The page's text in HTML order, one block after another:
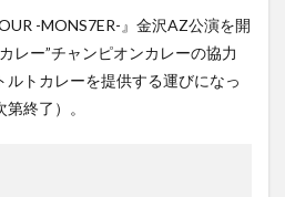
-MONS7ER-』金沢AZ公演を開
レー”チャンピオンカレーの協力
ルトカレーを提供する運びになっ
終了）。